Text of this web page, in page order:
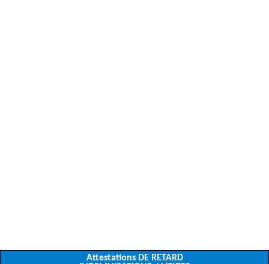
Attestations DE RETARD